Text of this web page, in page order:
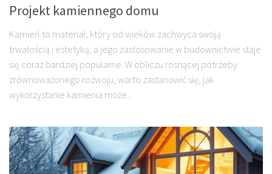
Projekt kamiennego domu
Kamień to materiał, który od wieków zachwyca swoją
trwałością i estetyką, a jego zastosowanie w budownictwie staje
się coraz bardziej popularne. W obliczu rosnącej potrzeby
zrównoważonego rozwoju, warto zastanowić się, jak
wykorzystanie kamienia może...